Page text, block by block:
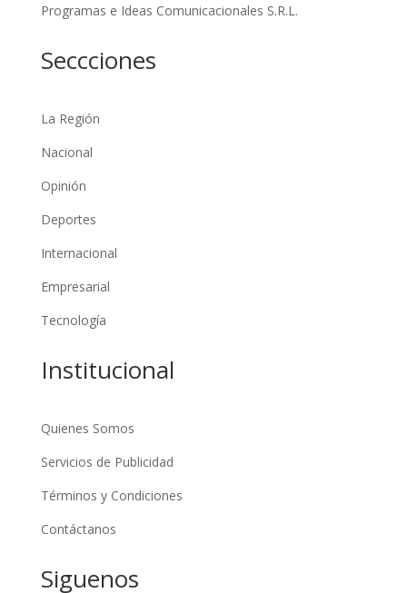
Programas e Ideas Comunicacionales S.R.L.
Seccciones
La Región
Nacional
Opinión
Deportes
Internacional
Empresarial
Tecnología
Institucional
Quienes Somos
Servicios de Publicidad
Términos y Condiciones
Contáctanos
Siguenos